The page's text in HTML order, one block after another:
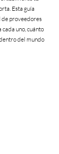
Esta guía
de proveedores
uno, cuánto
del mundo